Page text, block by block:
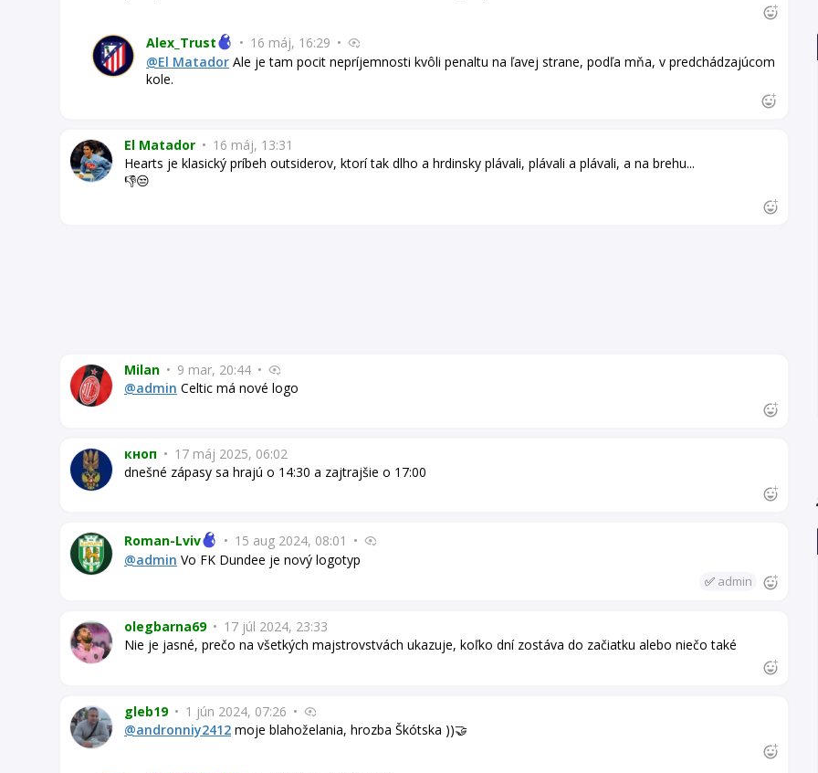
Alex_Trust • 16 máj, 16:29 •
@El Matador Ale je tam pocit nepríjemnosti kvôli penaltu na ľavej strane, podľa mňa, v predchádzajúcom
kole.
El Matador • 16 máj, 13:31
Hearts je klasický príbeh outsiderov, ktorí tak dlho a hrdinsky plávali, plávali a plávali, a na brehu...
👎😒
Milan • 9 mar, 20:44 •
@admin Celtic má nové logo
кноп • 17 máj 2025, 06:02
dnešné zápasy sa hrajú o 14:30 a zajtrajšie o 17:00
Roman-Lviv • 15 aug 2024, 08:01 •
@admin Vo FK Dundee je nový logotyp
✅ admin
olegbarna69 • 17 júl 2024, 23:33
Nie je jasné, prečo na všetkých majstrovstvách ukazuje, koľko dní zostáva do začiatku alebo niečo také
gleb19 • 1 jún 2024, 07:26 •
@andronniy2412 moje blahoželania, hrozba Škótska ))🤝